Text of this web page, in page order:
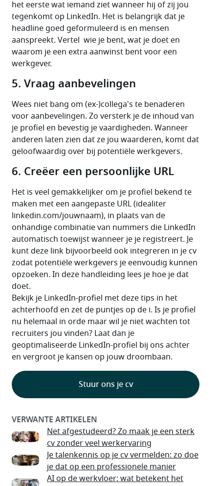
het eerste wat iemand ziet wanneer hij of zij jou
tegenkomt op LinkedIn. Het is belangrijk dat je
headline goed geformuleerd is en mensen
aanspreekt. Vertel  wie je bent, wat je doet en
waarom je een extra aanwinst bent voor een
werkgever.
5. Vraag aanbevelingen
Wees niet bang om (ex-)collega's te benaderen
voor aanbevelingen. Zo versterk je de inhoud van
je profiel en bevestig je vaardigheden. Wanneer
anderen laten zien dat ze jou waarderen, komt dat
geloofwaardig over bij potentiële werkgevers.
6. Creëer een persoonlijke URL
Stuur ons je cv
Het is veel gemakkelijker om je profiel bekend te
maken met een aangepaste URL (idealiter
linkedin.com/jouwnaam), in plaats van de
onhandige combinatie van nummers die LinkedIn
automatisch toewijst wanneer je je registreert. Je
kunt deze link bijvoorbeeld ook integreren in je cv
zodat potentiële werkgevers je eenvoudig kunnen
opzoeken. In deze handleiding lees je hoe je dat
doet.
Bekijk je LinkedIn-profiel met deze tips in het
achterhoofd en zet de puntjes op de i. Is je profiel
nu helemaal in orde maar wil je niet wachten tot
recruiters jou vinden? Laat dan je
geoptimaliseerde LinkedIn-profiel bij ons achter
Net afgestudeerd? Zo maak je een sterk
cv zonder veel werkervaring
Je talenkennis op je cv vermelden: zo doe
je dat op een professionele manier
AI op de werkvloer: wat betekent het